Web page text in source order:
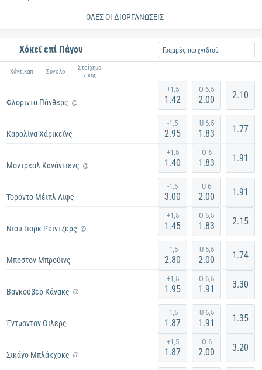
ΌΛΕΣ ΟΙ ΔΙΟΡΓΑΝΏΣΕΙΣ
Χόκεϊ επί Πάγου Γραμμές παιχνιδιού
Χάντικαπ Σύνολο
Στοίχημα
νίκης
Φλόριντα Πάνθερς @
Καρολίνα Χάρικεϊνς
+1,5
1.42
-1,5
2.95
O 6,5
2.00
U 6,5
1.83
2.10
1.77
Μόντρεαλ Κανάντιενς @
Τορόντο Μέιπλ Λιφς
+1,5
1.40
-1,5
3.00
O 6
1.83
U 6
2.00
1.91
1.91
Νιου Γιορκ Ρέιντζερς @
Μπόστον Μπρούινς
+1,5
1.45
-1,5
2.80
O 5,5
1.83
U 5,5
2.00
2.15
1.74
Βανκούβερ Κάνακς @
Έντμοντον Όιλερς
+1,5
1.95
-1,5
1.87
O 6,5
1.91
U 6,5
1.91
3.30
1.35
Σικάγο Μπλάκχοκς @
+1,5
1.87
O 6
2.00 3.20